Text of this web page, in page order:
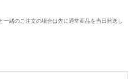
緒のご注文の場合は先に通常商品を当日発送し